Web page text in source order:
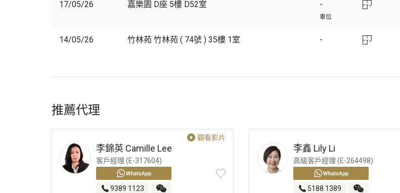
17/05/26 嘉樂園 D座 5樓 D52室
車位
14/05/26 竹林苑 竹林苑 ( 74號 ) 35樓 1室
推薦代理
觀看影片
李錦英 Camille Lee
客戶經理 (E-317604)
9389 1123
李鑫 Lily Li
高級客戶經理 (E-264498)
5188 1389